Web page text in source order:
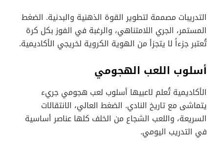
التدريبات مصممة لتطوير القوة الذهنية والبدنية. الضغط
المستمر، الجري اللامتناهي، والرغبة في الفوز بكل كرة
تُعتبر جزءاً لا يتجزأ من الهوية الكروية لخريجي الأكاديمية.
أسلوب اللعب الهجومي
الأكاديمية تُعلم لاعبيها أسلوب لعب هجومي جريء
يتماشى مع تاريخ النادي. الضغط العالي، الانتقالات
السريعة، واللعب الشجاع من الخلف كلها عناصر أساسية
في التدريب اليومي.